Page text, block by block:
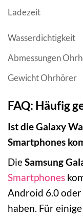
Ladezeit
Wasserdichtigkeit
Abmessungen
Gewicht Ohrhörer
FAQ: Häufig
Ist die Galaxy
Smartphones
DieSamsung
Smartphones
Android 6.0 oder
haben. Für